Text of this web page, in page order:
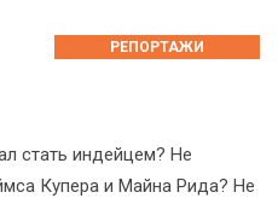
РЕПОРТАЖИ
стать индейцем? Не
Купера и Майна Рида? Не